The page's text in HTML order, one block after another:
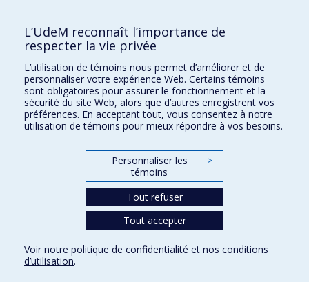
Qui fait quoi?
Nous trouver
Plan du site
Accessibilité
Conditions d’utilisation
L’UdeM reconnaît l’importance de
respecter la vie privée
L’utilisation de témoins nous permet d’améliorer et de
personnaliser votre expérience Web. Certains témoins
sont obligatoires pour assurer le fonctionnement et la
sécurité du site Web, alors que d’autres enregistrent vos
préférences. En acceptant tout, vous consentez à notre
utilisation de témoins pour mieux répondre à vos besoins.
Personnaliser les
témoins
>
Tout refuser
Tout accepter
Voir notre politique de confidentialité et nos conditions
d’utilisation.